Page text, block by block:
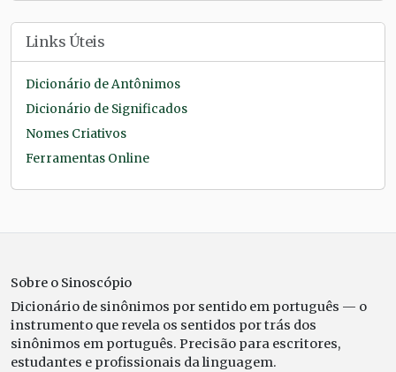
Links Úteis
Dicionário de Antônimos
Dicionário de Significados
Nomes Criativos
Ferramentas Online
Sobre o Sinoscópio
Dicionário de sinônimos por sentido em português — o
instrumento que revela os sentidos por trás dos
sinônimos em português. Precisão para escritores,
estudantes e profissionais da linguagem.